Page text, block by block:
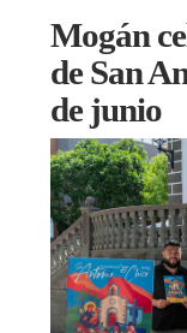
Mogán
de San
de junio